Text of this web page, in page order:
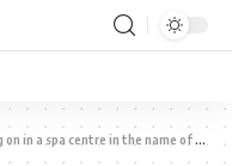
centre in the name of special service in Doon